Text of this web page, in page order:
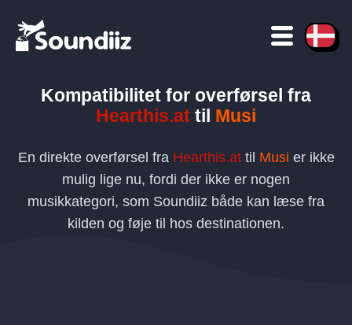
Kompatibilitet for overførsel fra
Hearthis.at til Musi
En direkte overførsel fra Hearthis.attil Musi er ikke
mulig lige nu, fordi der ikke er nogen
musikkategori, som Soundiiz både kan læse fra
kilden og føje til hos destinationen.